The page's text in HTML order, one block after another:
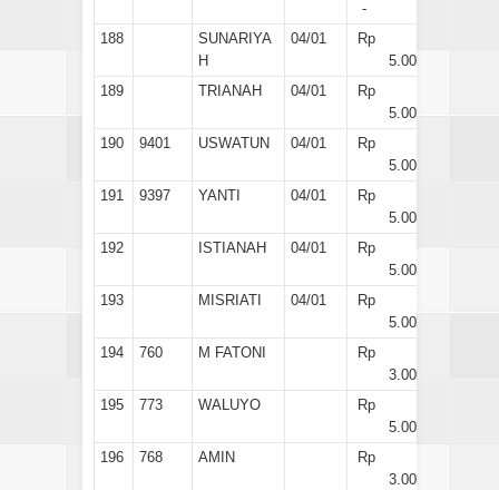
-
188
SUNARIYA
H
04/01
Rp
5.000
189
TRIANAH 04/01
Rp
5.000
190
9401 USWATUN 04/01
Rp
5.000
191
9397 YANTI 04/01
Rp
5.000
192
ISTIANAH 04/01
Rp
5.000
193
MISRIATI 04/01
Rp
5.000
194
760 M FATONI
Rp
3.000
195
773 WALUYO
Rp
5.000
196
768 AMIN
Rp
3.000